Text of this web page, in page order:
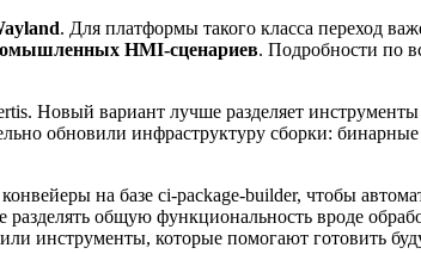
. Для платформы такого класса переход
HMI-сценариев. Подробности по
Новый вариант лучше разделяет
обновили инфраструктуру сборки:
на базе ci-package-builder, чтобы
общую функциональность вроде
инструменты, которые помогают готовить